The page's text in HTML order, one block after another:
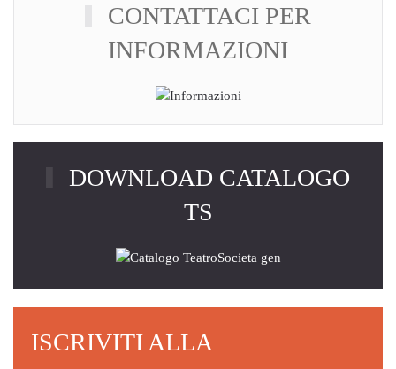
CONTATTACI PER
INFORMAZIONI
DOWNLOAD CATALOGO
TS
ISCRIVITI ALLA